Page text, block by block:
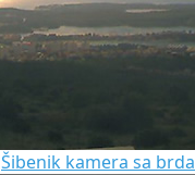
Šibenik kamera sa brda